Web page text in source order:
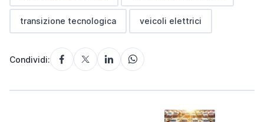
transizione tecnologica veicoli elettrici
Condividi: